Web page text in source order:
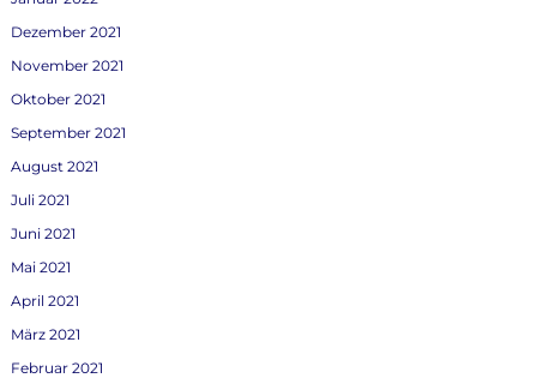
Dezember 2021
November 2021
Oktober 2021
September 2021
August 2021
Juli 2021
Juni 2021
Mai 2021
April 2021
März 2021
Februar 2021